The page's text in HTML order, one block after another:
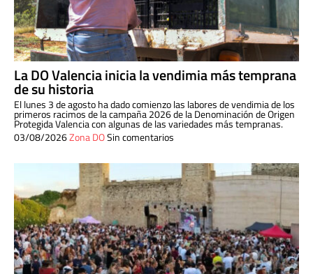
La DO Valencia inicia la vendimia más temprana
de su historia
El lunes 3 de agosto ha dado comienzo las labores de vendimia de los
primeros racimos de la campaña 2026 de la Denominación de Origen
Protegida Valencia con algunas de las variedades más tempranas.
03/08/2026Zona DOSin comentarios